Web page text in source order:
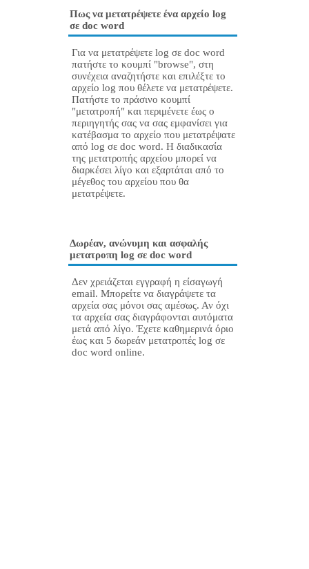
Πως να μετατρέψετε ένα αρχείο log
σε doc word
Για να μετατρέψετε log σε doc word
πατήστε το κουμπί "browse", στη
συνέχεια αναζητήστε και επιλέξτε το
αρχείο log που θέλετε να μετατρέψετε.
Πατήστε το πράσινο κουμπί
"μετατροπή" και περιμένετε έως ο
περιηγητής σας να σας εμφανίσει για
κατέβασμα το αρχείο που μετατρέψατε
από log σε doc word. Η διαδικασία
της μετατροπής αρχείου μπορεί να
διαρκέσει λίγο και εξαρτάται από το
μέγεθος του αρχείου που θα
μετατρέψετε.
Δωρέαν, ανώνυμη και ασφαλής
μετατροπη log σε doc word
Δεν χρειάζεται εγγραφή η είσαγωγή
email. Μπορείτε να διαγράψετε τα
αρχεία σας μόνοι σας αμέσως. Αν όχι
τα αρχεία σας διαγράφονται αυτόματα
μετά από λίγο. Έχετε καθημερινά όριο
έως και 5 δωρεάν μετατροπές log σε
doc word online.